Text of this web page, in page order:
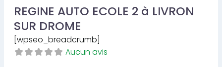
REGINE AUTO ECOLE 2 à LIVRON
SUR DROME
[wpseo_breadcrumb]
Aucun avis